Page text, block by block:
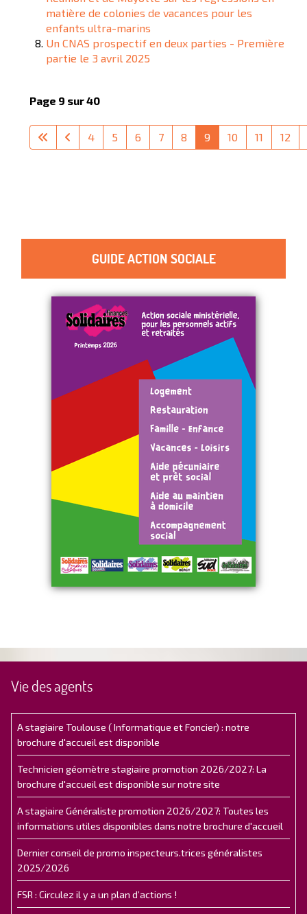
matière de colonies de vacances pour les
enfants ultra-marins
Un CNAS prospectif en deux parties - Première
partie le 3 avril 2025
Page 9 sur 40
4 5 6 7 8 9 10 11 12
GUIDE ACTION SOCIALE
Vie des agents
A stagiaire Toulouse ( Informatique et Foncier) : notre
brochure d'accueil est disponible
Technicien géomètre stagiaire promotion 2026/2027: La
brochure d'accueil est disponible sur notre site
A stagiaire Généraliste promotion 2026/2027: Toutes les
informations utiles disponibles dans notre brochure d'accueil
Dernier conseil de promo inspecteurs.trices généralistes
2025/2026
FSR : Circulez il y a un plan d’actions !